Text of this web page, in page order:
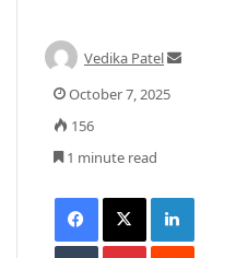
Vedika Patel
October 7, 2025
156
1 minute read